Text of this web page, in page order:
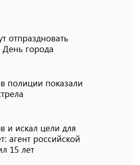
отпраздновать
День города
полиции показали
и искал цели для
агент российской
15 лет